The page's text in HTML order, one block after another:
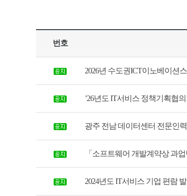
번호
2026년 수도권ICT이노베이션
’26년도 IT서비스 정책기획협
광주 전남 데이터센터 전문인
「소프트웨어 개발계약상 과
2024년도 IT서비스 기업 편람